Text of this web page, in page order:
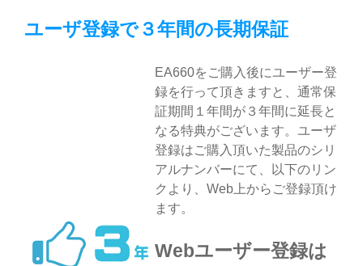
ユーザ登録で３年間の長期保証
EA660をご購入後にユーザー登
録を行って頂きますと、通常保
証期間１年間が３年間に延長と
なる特典がございます。ユーザ
登録はご購入頂いた製品のシリ
アルナンバーにて、以下のリン
クより、Web上からご登録頂け
ます。
Webユーザー登録は